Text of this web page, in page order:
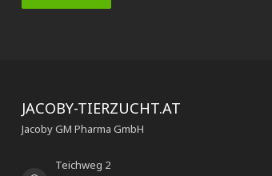
JACOBY-TIERZUCHT.AT
Jacoby GM Pharma GmbH
Teichweg 2